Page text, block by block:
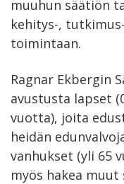
muuhun säätiön
kehitys-,
toimintaan.
Ragnar Ekbergin
avustusta lapset
vuotta), joita
heidän
vanhukset (yli 65
myös hakea